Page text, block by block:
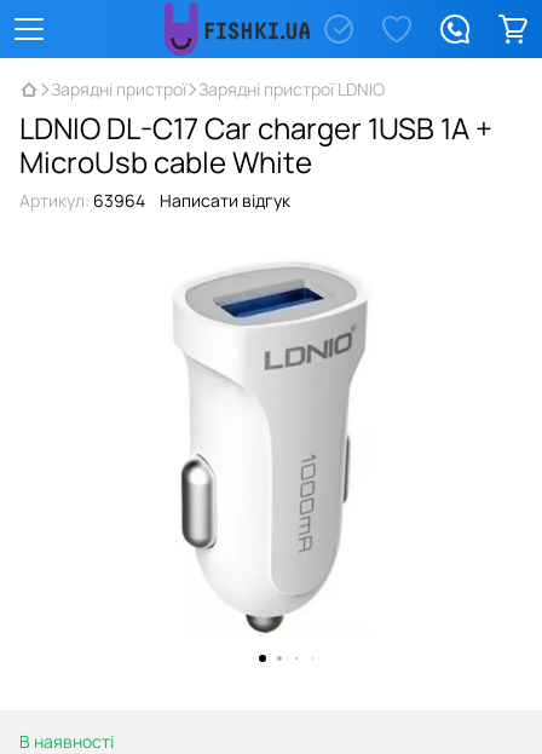
Зарядні пристрої Зарядні пристрої LDNIO
LDNIO DL-C17 Car charger 1USB 1A +
MicroUsb cable White
Артикул: 63964 Написати відгук
В наявності